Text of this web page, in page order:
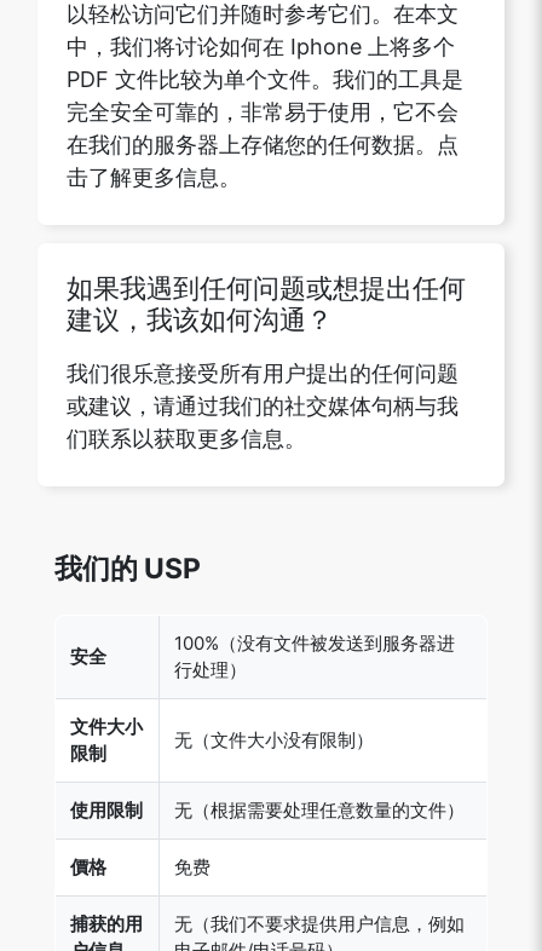
以轻松访问它们并随时参考它们。在本文
中，我们将讨论如何在 Iphone 上将多个
PDF 文件比较为单个文件。我们的工具是
完全安全可靠的，非常易于使用，它不会
在我们的服务器上存储您的任何数据。点
击了解更多信息。
如果我遇到任何问题或想提出任何
建议，我该如何沟通？
我们很乐意接受所有用户提出的任何问题
或建议，请通过我们的社交媒体句柄与我
们联系以获取更多信息。
我们的 USP
安全
100%（没有文件被发送到服务器进
行处理）
文件大小
限制
无（文件大小没有限制）
使用限制 无（根据需要处理任意数量的文件）
價格 免费
捕获的用
无（我们不要求提供用户信息，例如